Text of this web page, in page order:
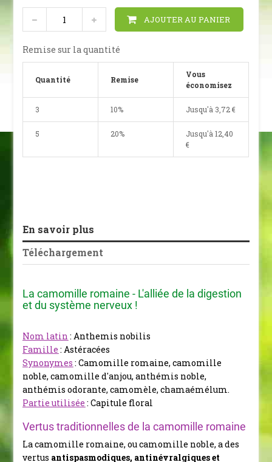
AJOUTER AU PANIER
Remise sur la quantité
Quantité Remise
Vous
économisez
3 10% Jusqu'à 3,72 €
5 20% Jusqu'à 12,40
€
En savoir plus
Téléchargement
La camomille romaine - L'alliée de la digestion
et du système nerveux !
Nom latin : Anthemis nobilis
Famille : Astéracées
Synonymes : Camomille romaine, camomille
noble, camomille d'anjou, anthémis noble,
anthémis odorante, camomèle, chamaémélum.
Partie utilisée : Capitule floral
Vertus traditionnelles de la camomille romaine
La camomille romaine, ou camomille noble, a des
vertus antispasmodiques, antinévralgiques et